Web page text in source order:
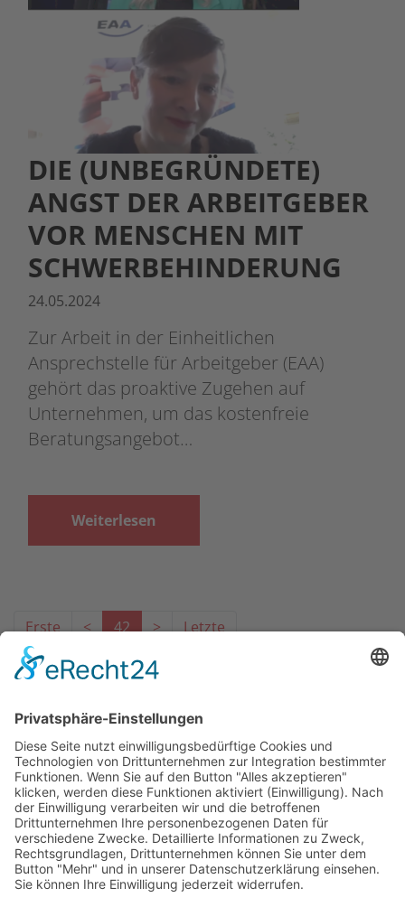
DIE (UNBEGRÜNDETE)
ANGST DER ARBEITGEBER
VOR MENSCHEN MIT
SCHWERBEHINDERUNG
24.05.2024
Zur Arbeit in der Einheitlichen
Ansprechstelle für Arbeitgeber (EAA)
gehört das proaktive Zugehen auf
Unternehmen, um das kostenfreie
Beratungsangebot…
Weiterlesen
Erste < 42 > Letzte
Das Projekt zur Implementierung der Einheitlichen
Ansprechstellen für Arbeitgeber gemäß § 185a SGB IX in
Hessen wird gefördert aus Mitteln des LWV Hessen
Integrationsamtes. Das Projekt wird unter Einbindung
des Hessischen Ministeriums für Arbeit, Integration,
Jugend und Soziales von der Forschungsstelle des
Bildungswerks der Hessischen Wirtschaft e. V.
durchgeführt.